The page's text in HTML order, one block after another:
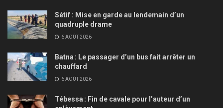
Sétif : Mise en garde au lendemain d’un
quadruple drame
6 AOÛT 2026
Batna : Le passager d’un bus fait arrêter un
chauffard
6 AOÛT 2026
Tébessa : Fin de cavale pour l’auteur d’un